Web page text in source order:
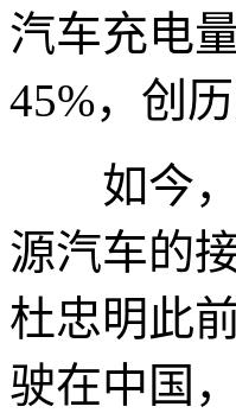
汽车充电
45%，创历
如今，
源汽车的
杜忠明此
驶在中国